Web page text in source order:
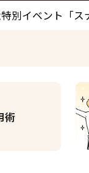
別イベント「